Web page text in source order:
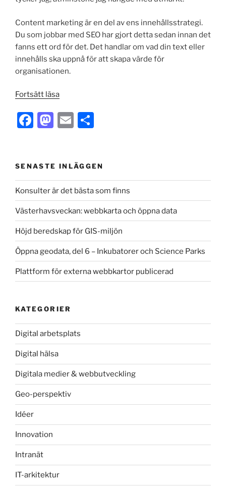
Content marketing är en del av ens innehållsstrategi.
Du som jobbar med SEO har gjort detta sedan innan det
fanns ett ord för det. Det handlar om vad din text eller
innehålls ska uppnå för att skapa värde för
organisationen.
Fortsätt läsa”Content
inom
ehälsa”
F
e
b
o
o
k
M
o
d
o
n
E
l
e
SENASTE INLÄGGEN
Konsulter är det bästa som finns
Västerhavsveckan: webbkarta och öppna data
Höjd beredskap för GIS-miljön
Öppna geodata, del 6 – Inkubatorer och Science Parks
Plattform för externa webbkartor publicerad
KATEGORIER
Digital arbetsplats
Digital hälsa
Digitala medier & webbutveckling
Geo-perspektiv
Idéer
Innovation
Intranät
IT-arkitektur